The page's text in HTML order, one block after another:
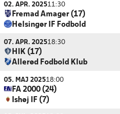
02. APR. 202511:30
Fremad Amager (17)
Helsingør IF Fodbold
07. APR. 202518:30
HIK (17)
Allerød Fodbold Klub
05. MAJ 202518:00
FA 2000 (24)
Ishøj IF (7)